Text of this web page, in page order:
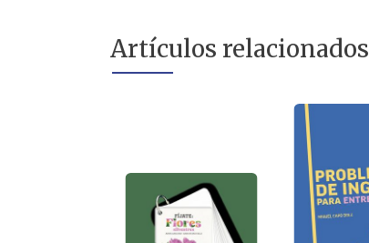
Artículos relacionados